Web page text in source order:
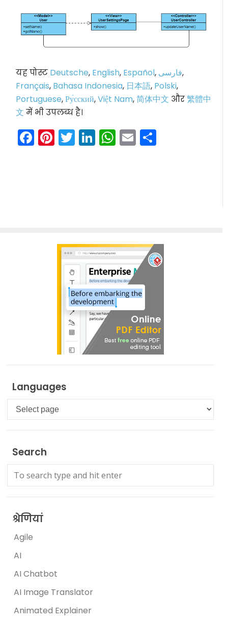
यह पोस्ट Deutsche, English, Español, فارسی,
Français, Bahasa Indonesia, 日本語, Polski,
Portuguese,Ру́сский,Việt Nam,简体中文 और繁體中
文 में भी उपलब्ध है।
Facebook
Pinterest
Twitter
LinkedIn
WhatsApp
Email
Languages
Languages
Search
श्रेणियां
Agile
AI
AI Chatbot
AI Image Translator
Animated Explainer